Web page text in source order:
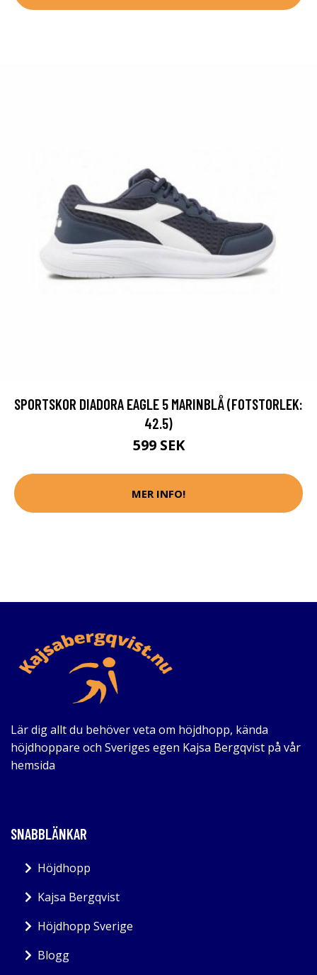
SPORTSKOR DIADORA EAGLE 5 MARINBLÅ (FOTSTORLEK:
42.5)
599 SEK
MER INFO!
Lär dig allt du behöver veta om höjdhopp, kända
höjdhoppare och Sveriges egen Kajsa Bergqvist på vår
hemsida
SNABBLÄNKAR
Höjdhopp
Kajsa Bergqvist
Höjdhopp Sverige
Blogg